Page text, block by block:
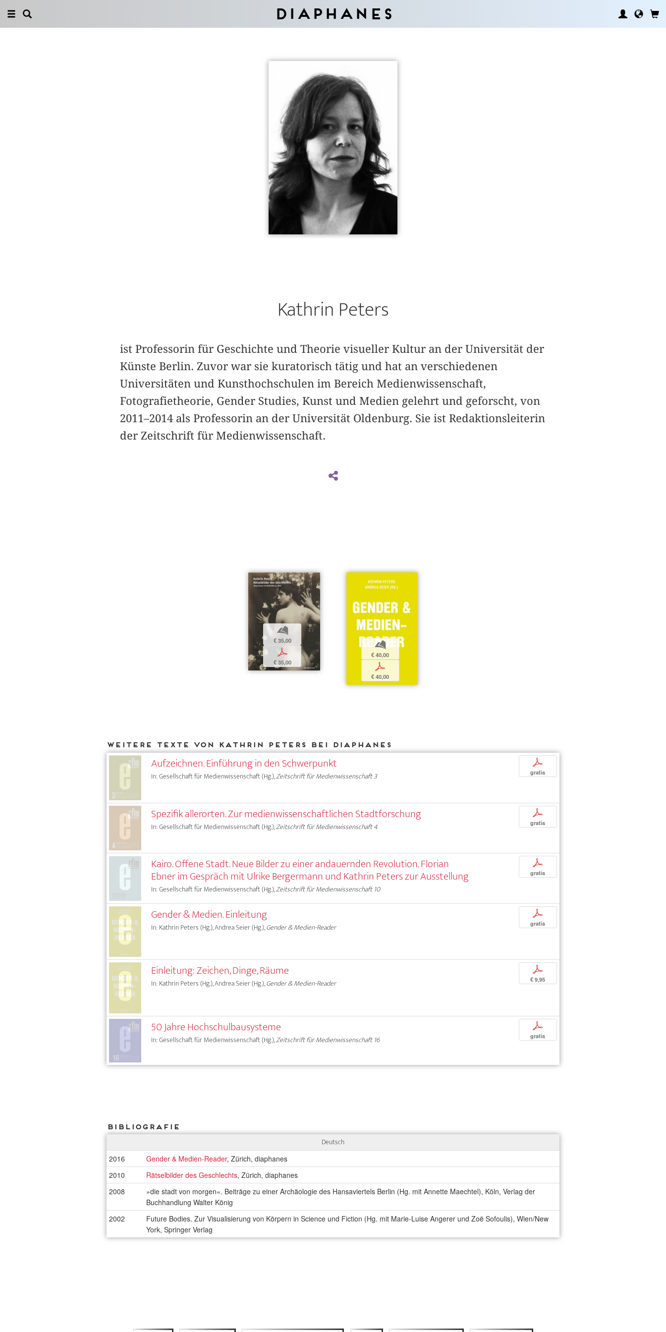
Diaphanes
Kathrin Peters
ist Professorin für Geschichte und Theorie visueller Kultur an der Universität der
Künste Berlin. Zuvor war sie kuratorisch tätig und hat an verschiedenen
Universitäten und Kunsthochschulen im Bereich Medienwissenschaft,
Fotografietheorie, Gender Studies, Kunst und Medien gelehrt und geforscht, von
2011–2014 als Professorin an der Universität Oldenburg. Sie ist Redaktionsleiterin
der Zeitschrift für Medienwissenschaft.
b
€ 35,00
p
€ 35,00
b
€ 40,00
p
€ 40,00
Weitere Texte von Kathrin Peters bei DIAPHANES
Aufzeichnen. Einführung in den Schwerpunkt
In: Gesellschaft für Medienwissenschaft (Hg.),Zeitschrift für Medienwissenschaft 3
p
gratis
Spezifik allerorten. Zur medienwissenschaftlichen Stadtforschung
In: Gesellschaft für Medienwissenschaft (Hg.),Zeitschrift für Medienwissenschaft 4
p
gratis
Kairo. Offene Stadt. Neue Bilder zu einer andauernden Revolution. Florian
Ebner im Gespräch mit Ulrike Bergermann und Kathrin Peters zur Ausstellung
In: Gesellschaft für Medienwissenschaft (Hg.),Zeitschrift für Medienwissenschaft 10
p
gratis
Gender & Medien. Einleitung
In: Kathrin Peters (Hg.), Andrea Seier (Hg.),Gender & Medien-Reader
p
gratis
Einleitung: Zeichen, Dinge, Räume
In: Kathrin Peters (Hg.), Andrea Seier (Hg.),Gender & Medien-Reader
p
€ 9,95
50 Jahre Hochschulbausysteme
In: Gesellschaft für Medienwissenschaft (Hg.),Zeitschrift für Medienwissenschaft 16
p
gratis
Bibliografie
Deutsch
2016 Gender & Medien-Reader, Zürich, diaphanes
2010
Rätselbilder des Geschlechts, Zürich, diaphanes
2008
»die stadt von morgen«. Beiträge zu einer Archäologie des Hansaviertels Berlin (Hg. mit Annette Maechtel), Köln, Verlag der
Buchhandlung Walter König
2002
Future Bodies. Zur Visualisierung von Körpern in Science und Fiction (Hg. mit Marie-Luise Angerer und Zoë Sofoulis), Wien/New
York, Springer Verlag